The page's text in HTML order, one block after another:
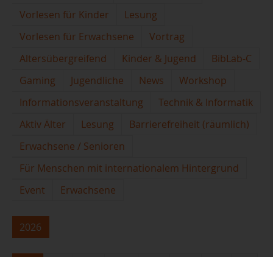
Vorlesen für Kinder
Lesung
Vorlesen für Erwachsene
Vortrag
Altersübergreifend
Kinder & Jugend
BibLab-C
Gaming
Jugendliche News
Workshop
Informationsveranstaltung
Technik & Informatik
Aktiv Älter
Lesung
Barrierefreiheit (räumlich)
Erwachsene / Senioren
Für Menschen mit internationalem Hintergrund
Event
Erwachsene
2026